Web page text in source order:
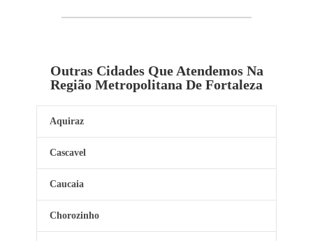
Outras Cidades Que Atendemos Na
Região Metropolitana De Fortaleza
Aquiraz
Cascavel
Caucaia
Chorozinho